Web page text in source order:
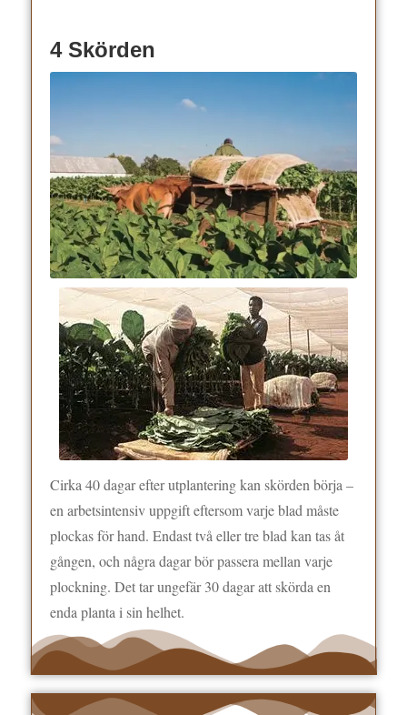
4 Skörden
Cirka 40 dagar efter utplantering kan skörden börja –
en arbetsintensiv uppgift eftersom varje blad måste
plockas för hand. Endast två eller tre blad kan tas åt
gången, och några dagar bör passera mellan varje
plockning. Det tar ungefär 30 dagar att skörda en
enda planta i sin helhet.